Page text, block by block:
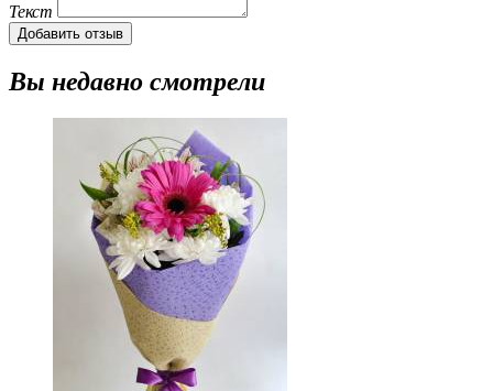
Текст
Добавить отзыв
Вы недавно смотрели